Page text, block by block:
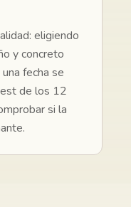
eligiendo
y concreto
fecha se
de los 12
si la